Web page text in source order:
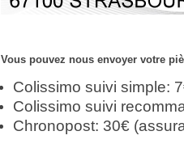
Vous pouvez nous envoyer votre
Colissimo suivi simple:
Colissimo suivi
Chronopost: 30€